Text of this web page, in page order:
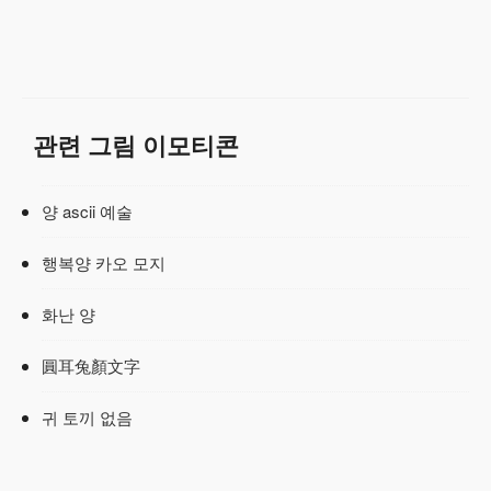
관련 그림 이모티콘
양 ascii 예술
행복양 카오 모지
화난 양
圓耳兔顏文字
귀 토끼 없음